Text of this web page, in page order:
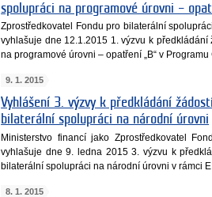
spolupráci na programové úrovni –
Zprostředkovatel Fondu pro bilaterální
vyhlašuje dne 12.1.2015 1. výzvu k
na programové úrovni – opatření „B“ v
9. 1. 2015
Vyhlášení 3. výzvy k předkládání
bilaterální spolupráci na národní úrovni
Ministerstvo financí jako Zprostředkovatel
vyhlašuje dne 9. ledna 2015 3. výzvu k
bilaterální spolupráci na národní úrovni v rámci
8. 1. 2015